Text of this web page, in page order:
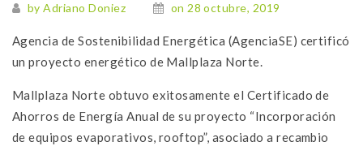
by Adriano Doniez on 28 octubre, 2019
Agencia de Sostenibilidad Energética (AgenciaSE) certificó
un proyecto energético de Mallplaza Norte.
Mallplaza Norte obtuvo exitosamente el Certificado de
Ahorros de Energía Anual de su proyecto “Incorporación
de equipos evaporativos, rooftop”, asociado a recambio